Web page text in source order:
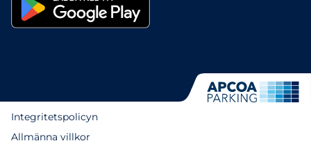
Integritetspolicyn
Allmänna villkor